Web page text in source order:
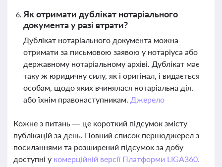
Як отримати дублікат нотаріального
документа у разі втрати?
Дублікат нотаріального документа можна
отримати за письмовою заявою у нотаріуса або
державному нотаріальному архіві. Дублікат має
таку ж юридичну силу, як і оригінал, і видається
особам, щодо яких вчинялася нотаріальна дія,
або їхнім правонаступникам. Джерело
Кожне з питань — це короткий підсумок змісту
публікацій за день. Повний список першоджерел з
посиланнями та розширений підсумок за добу
доступні у комерційній версії Платформи LIGA360.